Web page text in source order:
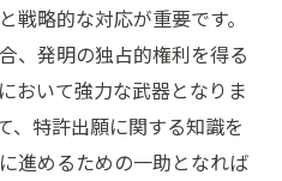
戦略的な対応が重要です。
、発明の独占的権利を得る
おいて強力な武器となりま
、特許出願に関する知識を
進めるための一助となれば